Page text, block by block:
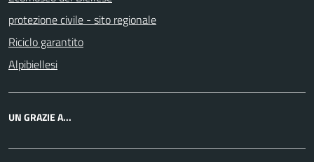
protezione civile - sito regionale
Riciclo garantito
Alpibiellesi
UN GRAZIE A...